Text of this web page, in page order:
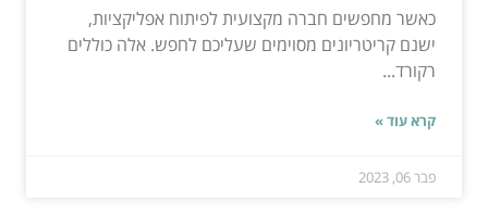
כאשר מחפשים חברה מקצועית לפיתוח אפליקציות,
ישנם קריטריונים מסוימים שעליכם לחפש. אלה כוללים
רקורד...
קרא עוד »
פבר 06, 2023